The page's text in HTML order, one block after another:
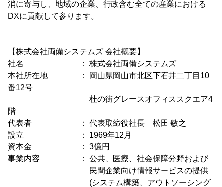
消に寄与し、地域の企業、行政含む全ての産業における
DXに貢献して参ります。
【株式会社両備システムズ 会社概要】
社名 ： 株式会社両備システムズ
本社所在地 ： 岡山県岡山市北区下石井二丁目10
番12号
杜の街グレースオフィススクエア4
階
代表者 ： 代表取締役社長 松田 敏之
設立 ： 1969年12月
資本金 ： 3億円
事業内容 ： 公共、医療、社会保障分野および
民間企業向け情報サービスの提供
(システム構築、アウトソーシング